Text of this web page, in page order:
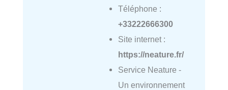
Téléphone :
+33222666300
Site internet :
https://neature.fr/
Service Neature -
Un environnement